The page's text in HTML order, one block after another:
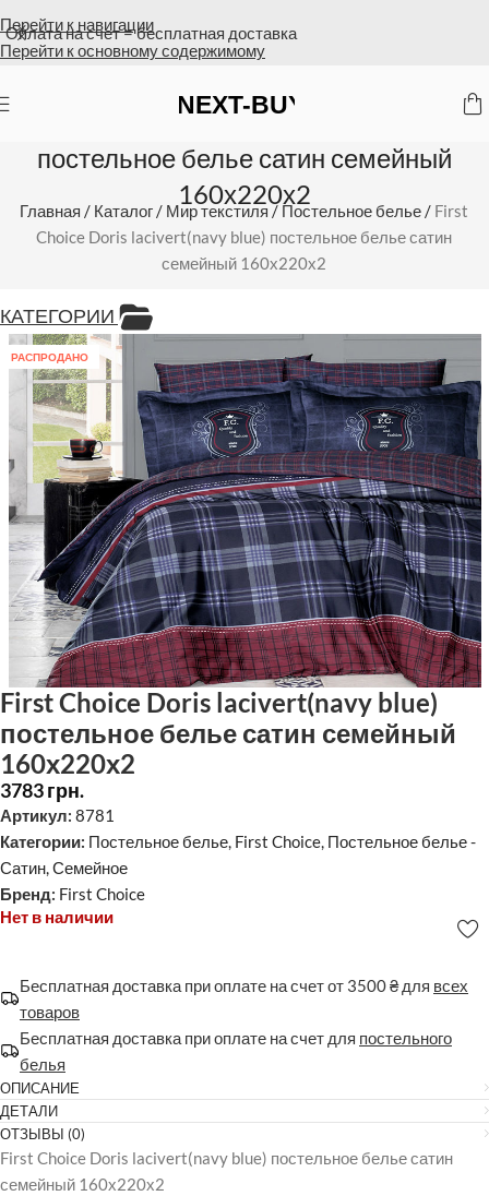
Перейти к навигации
Перейти к основному содержимому
Оплата на счет = бесплатная доставка
First Choice Doris lacivert(navy blue)
постельное белье сатин семейный
160х220х2
Главная / Каталог/ Мир текстиля / Постельное белье/ First
Choice Doris lacivert(navy blue) постельное белье сатин
семейный 160х220х2
КАТЕГОРИИ
РАСПРОДАНО
First Choice Doris lacivert(navy blue)
постельное белье сатин семейный
160х220х2
3783грн.
Артикул: 8781
Категории: Постельное белье, First Choice, Постельное белье -
Сатин,Семейное
Бренд: First Choice
Нет в наличии
Бесплатная доставка при оплате на счет от 3500 ₴ для всех
товаров
Бесплатная доставка при оплате на счет для постельного
белья
ОПИСАНИЕ
ДЕТАЛИ
ОТЗЫВЫ (0)
First Choice Doris lacivert(navy blue) постельное белье сатин
семейный 160х220х2